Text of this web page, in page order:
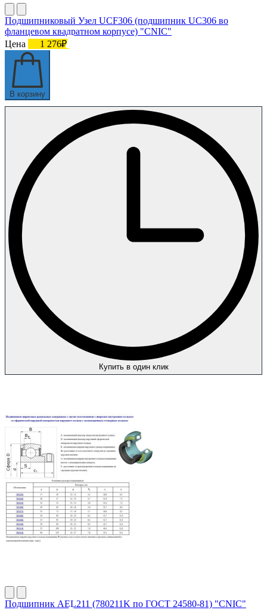
Подшипниковый Узел UCF306 (подшипник UC306 во
фланцевом квадратном корпусе) "CNIC"
Цена
1 276₽
В корзину
Купить в один клик
Подшипник AEL211 (780211K по ГОСТ 24580-81) "CNIC"